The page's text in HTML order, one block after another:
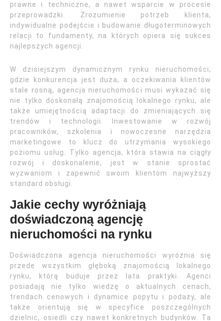
prawne i techniczne, a nawet wsparcie w procesie
przeprowadzki. Zrozumienie potrzeb klienta,
indywidualne podejście i budowanie długoterminowych
relacji to fundamenty, na których opiera się sukces
najlepszych agencji.
W dzisiejszym dynamicznym rynku nieruchomości,
gdzie konkurencja jest duża, a oczekiwania klientów
stale rosną, agencja nieruchomości musi wykazać się
nie tylko doskonałą znajomością lokalnego rynku, ale
także umiejętnością adaptacji do zmieniających się
trendów i technologii. Inwestowanie w rozwój
pracowników, szkolenia i nowoczesne narzędzia
marketingowe to klucz do utrzymania wysokiego
poziomu usług. Tylko agencja, która stawia na ciągły
rozwój i doskonalenie, jest w stanie sprostać
wyzwaniom i zapewnić swoim klientom najwyższy
standard obsługi.
Jakie cechy wyróżniają
doświadczoną agencję
nieruchomości na rynku
Doświadczona agencja nieruchomości wyróżnia się
przede wszystkim głęboką znajomością lokalnego
rynku, którą buduje przez lata praktyki. Agenci
posiadają nie tylko wiedzę o aktualnych cenach,
trendach cenowych i dynamice popytu i podaży, ale
także orientują się w specyfice poszczególnych
dzielnic, osiedli czy nawet konkretnych budynków. Ta